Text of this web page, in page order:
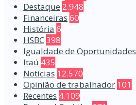
Destaque 2.948
Financeiras 60
História 6
HSBC398
Igualdade de Oportunidades
Itaú 435
Notícias 12.570
Opinião de trabalhador 101
Recentes 4.109